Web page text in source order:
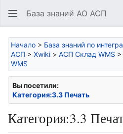
База знаний АО АСП
Начало > База знаний по
АСП > Xwiki > АСП Склад WMS >
WMS
Вы посетили:
Категория:3.3 Печать
Категория:3.3